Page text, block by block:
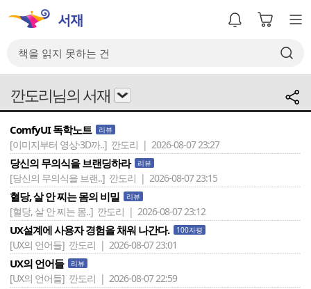
깐도리님의 서재
ComfyUI 독학노트 리뷰
[이미지부터 영상·3D까..] 깐도리 | 2026-08-07 23:27
당신의 무의식을 브랜딩하라 리뷰
[당신의 무의식을 브랜..] 깐도리 | 2026-08-07 23:15
혈당, 살 안 찌는 몸의 비밀 리뷰
[혈당, 살 안 찌는 몸..] 깐도리 | 2026-08-07 23:12
UX설계에 사용자 경험을 채워 나간다. 100자평
[UX의 언어들] 깐도리 | 2026-08-07 23:01
UX의 언어들 리뷰
[UX의 언어들] 깐도리 | 2026-08-07 22:59